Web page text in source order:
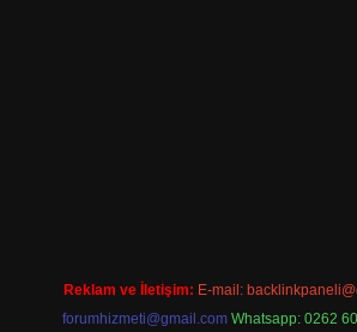
Reklam ve İletişim: E-mail:
forumhizmeti@gmail.com Whatsapp: 0262